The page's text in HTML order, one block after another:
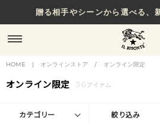
贈る相手やシーンから選べる、
HOME | オンラインストア / オンライン限定
オンライン限定 36 アイテム
カテゴリー 絞り込み